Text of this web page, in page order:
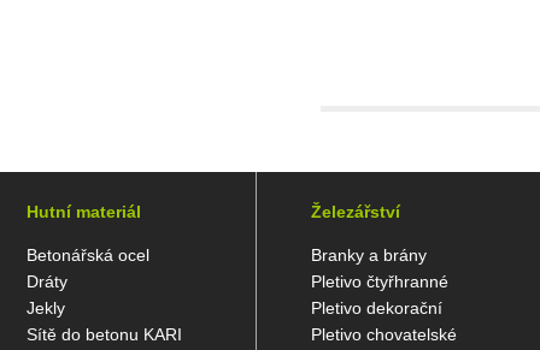
Hutní materiál
Betonářská ocel
Dráty
Jekly
Sítě do betonu KARI
Železářství
Branky a brány
Pletivo čtyřhranné
Pletivo dekorační
Pletivo chovatelské